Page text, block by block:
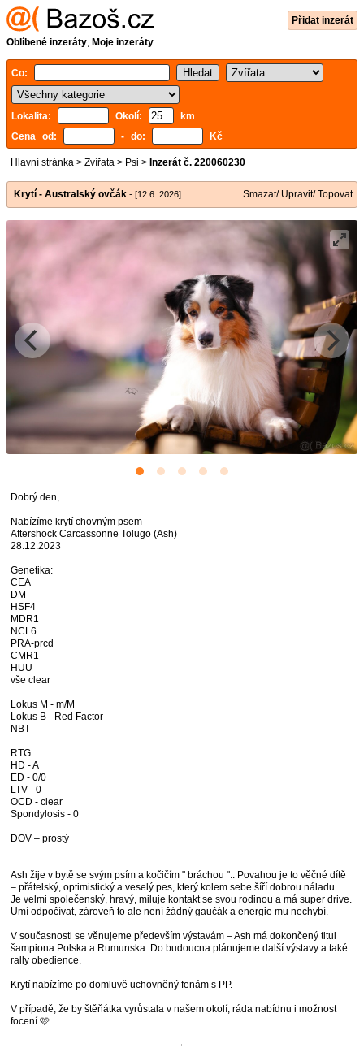
Přidat inzerát
Oblíbené inzeráty, Moje inzeráty
Co:
Lokalita: Okolí:
km
Cena od:
- do: Kč
Hlavní stránka > Zvířata > Psi > Inzerát č. 220060230
Krytí - Australský ovčák - [12.6. 2026] Smazat/ Upravit/ Topovat
Dobrý den,
Nabízíme krytí chovným psem
Aftershock Carcassonne Tolugo (Ash)
28.12.2023
Genetika:
CEA
DM
HSF4
MDR1
NCL6
PRA-prcd
CMR1
HUU
vše clear
Lokus M - m/M
Lokus B - Red Factor
NBT
RTG:
HD - A
ED - 0/0
LTV - 0
OCD - clear
Spondylosis - 0
DOV – prostý
Ash žije v bytě se svým psím a kočičím " bráchou ".. Povahou je to věčné dítě
– přátelský, optimistický a veselý pes, který kolem sebe šíří dobrou náladu.
Je velmi společenský, hravý, miluje kontakt se svou rodinou a má super drive.
Umí odpočívat, zároveň to ale není žádný gaučák a energie mu nechybí.
V současnosti se věnujeme především výstavám – Ash má dokončený titul
šampiona Polska a Rumunska. Do budoucna plánujeme další výstavy a také
rally obedience.
Krytí nabízíme po domluvě uchovněný fenám s PP.
V případě, že by štěňátka vyrůstala v našem okolí, ráda nabídnu i možnost
focení 🩷